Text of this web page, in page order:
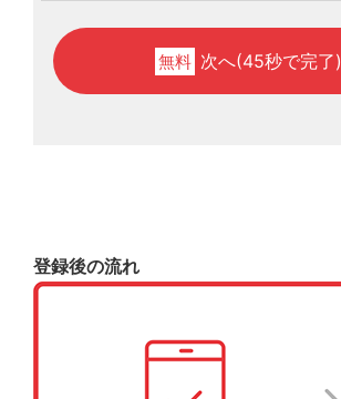
無料 次へ(45秒で完了)
登録後の流れ